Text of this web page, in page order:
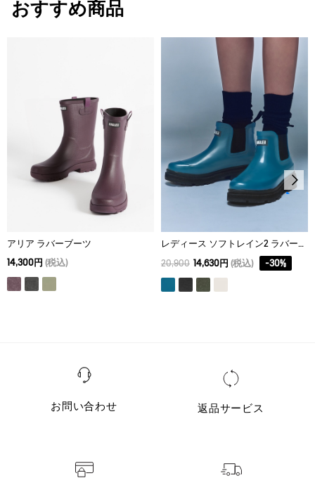
厚手の靴下の着用を想定したリラックスフィット
おすすめ商品
アリア ラバーブーツ
14,300円 (税込)
レディース ソフトレイン2 ラバーブーツ
20,900 14,630円 (税込) -30%
お問い合わせ 返品サービス